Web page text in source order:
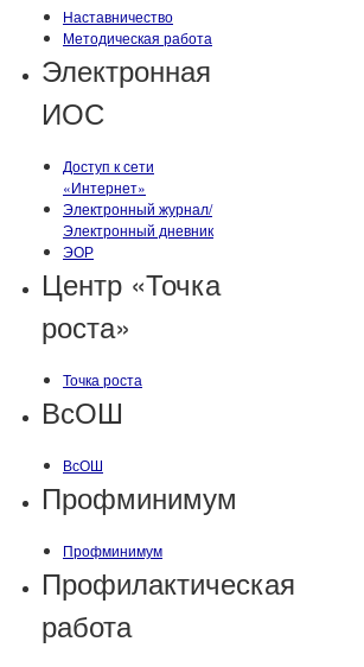
Наставничество
Методическая работа
Электронная
ИОС
Доступ к сети
«Интернет»
Электронный журнал/
Электронный дневник
ЭОР
Центр «Точка
роста»
Точка роста
ВсОШ
ВсОШ
Профминимум
Профминимум
Профилактическая
работа